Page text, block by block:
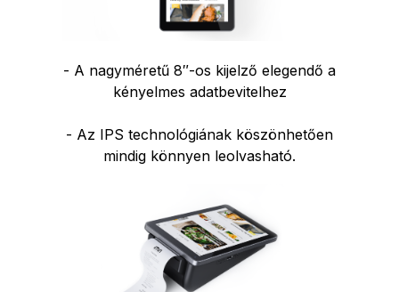
- A nagyméretű 8″-os kijelző elegendő a
kényelmes adatbevitelhez
- Az IPS technológiának köszönhetően
mindig könnyen leolvasható.